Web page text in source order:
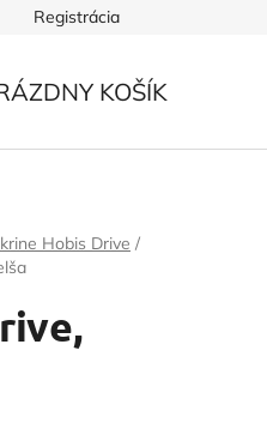
Registrácia
KOŠÍK
Hobis Drive /